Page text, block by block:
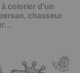
à colorier d'un
chasseur